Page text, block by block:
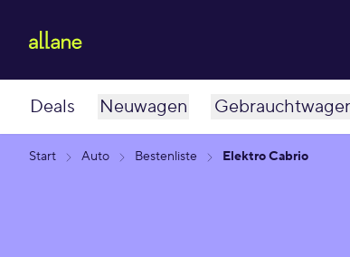
Deals Neuwagen
Start Auto Bestenliste Elektro Cabrio